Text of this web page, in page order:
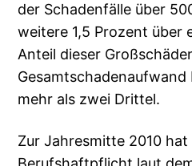
der Schadenfälle über
weitere 1,5 Prozent über
Anteil dieser
mehr als zwei Drittel.
Zur Jahresmitte 2010 hat